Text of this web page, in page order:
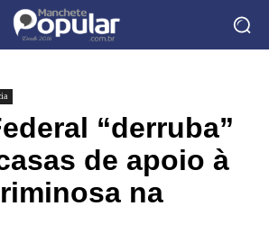
“derruba”
de apoio à
na